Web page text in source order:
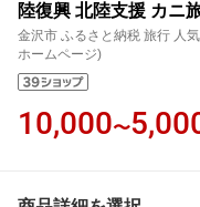
陸復興 北陸支援 カニ
金沢市 ふるさと納税 旅行 人
ホームページ)
10,000〜